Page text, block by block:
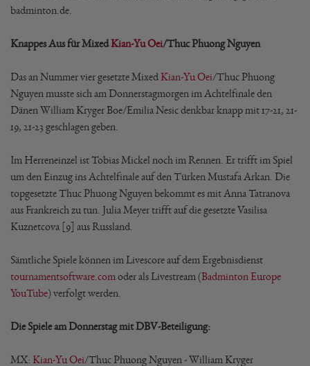
badminton.de.
Knappes Aus für MixedKian-Yu Oei/Thuc Phuong Nguyen
Das an Nummer vier gesetzte MixedKian-Yu Oei/Thuc Phuong
Nguyen musste sich am Donnerstagmorgen im Achtelfinale den
Dänen William Kryger Boe/Emilia Nesic denkbar knapp mit 17-21, 21-
19, 21-23 geschlagen geben.
Im Herreneinzel ist Tobias Mickel noch im Rennen. Er trifft im Spiel
um den Einzug ins Achtelfinale auf den Türken Mustafa Arkan. Die
topgesetzte Thuc Phuong Nguyen bekommt es mit Anna Tatranova
aus Frankreich zu tun. Julia Meyer trifft auf die gesetzte Vasilisa
Kuznetcova [9] aus Russland.
Sämtliche Spiele können im Livescore auf dem Ergebnisdienst
tournamentsoftware.com oder als Livestream (Badminton Europe
YouTube) verfolgt werden.
Die Spiele am Donnerstag mit DBV-Beteiligung:
MX: Kian-Yu Oei/Thuc Phuong Nguyen - William Kryger